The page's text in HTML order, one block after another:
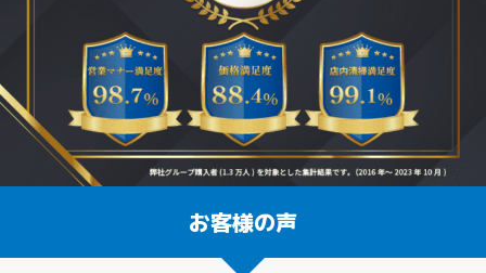
お客様の声